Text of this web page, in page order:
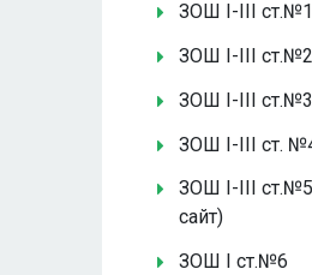
ЗОШ І-ІІІ ст.№1
ЗОШ І-ІІІ ст.№2
ЗОШ І-ІІІ ст.№3
ЗОШ І-ІІІ ст.
ЗОШ І-ІІІ
сайт)
ЗОШ І ст.№6